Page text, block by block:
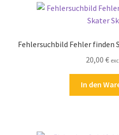
Fehlersuchbild Fehler finden
20,00 €
In den